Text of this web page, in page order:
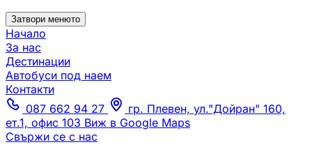
Затвори менюто
Начало
За нас
Дестинации
Автобуси под наем
Контакти
087 662 94 27
гр. Плевен, ул."Дойран" 160,
ет.1, офис 103 Виж в Google Maps
Свържи се с нас